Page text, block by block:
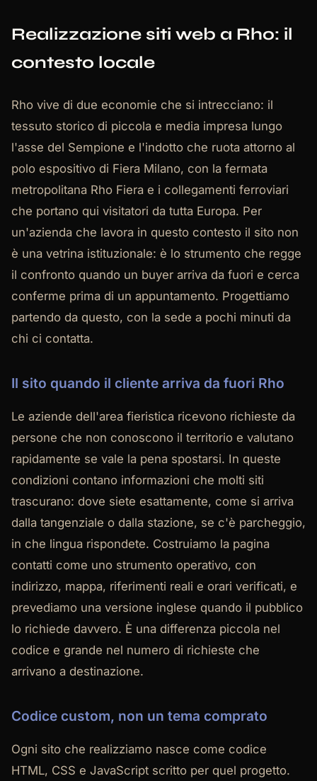
Realizzazione siti web a Rho: il
contesto locale
Rho vive di due economie che si intrecciano: il
tessuto storico di piccola e media impresa lungo
l'asse del Sempione e l'indotto che ruota attorno al
polo espositivo di Fiera Milano, con la fermata
metropolitana Rho Fiera e i collegamenti ferroviari
che portano qui visitatori da tutta Europa. Per
un'azienda che lavora in questo contesto il sito non
è una vetrina istituzionale: è lo strumento che regge
il confronto quando un buyer arriva da fuori e cerca
conferme prima di un appuntamento. Progettiamo
partendo da questo, con la sede a pochi minuti da
chi ci contatta.
Il sito quando il cliente arriva da fuori Rho
Le aziende dell'area fieristica ricevono richieste da
persone che non conoscono il territorio e valutano
rapidamente se vale la pena spostarsi. In queste
condizioni contano informazioni che molti siti
trascurano: dove siete esattamente, come si arriva
dalla tangenziale o dalla stazione, se c'è parcheggio,
in che lingua rispondete. Costruiamo la pagina
contatti come uno strumento operativo, con
indirizzo, mappa, riferimenti reali e orari verificati, e
prevediamo una versione inglese quando il pubblico
lo richiede davvero. È una differenza piccola nel
codice e grande nel numero di richieste che
arrivano a destinazione.
Codice custom, non un tema comprato
Ogni sito che realizziamo nasce come codice
HTML, CSS e JavaScript scritto per quel progetto.